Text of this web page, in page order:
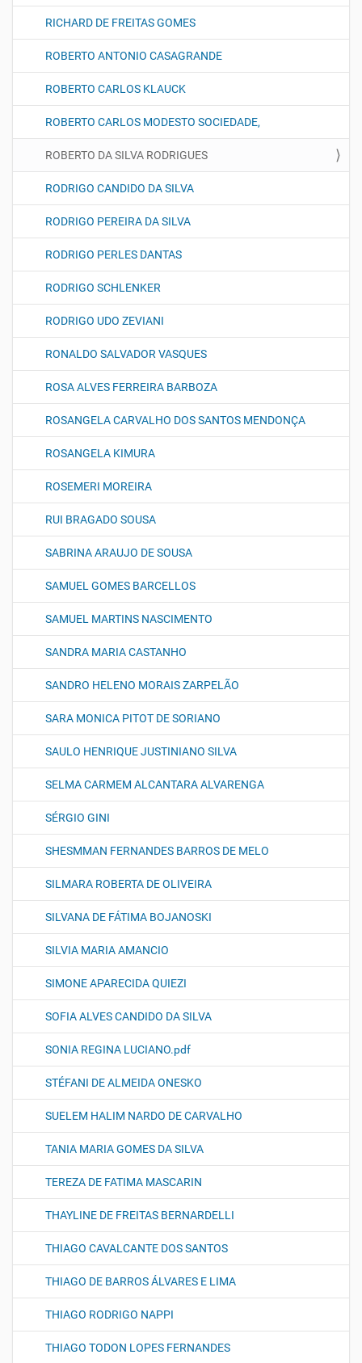
RICHARD DE FREITAS GOMES
ROBERTO ANTONIO CASAGRANDE
ROBERTO CARLOS KLAUCK
ROBERTO CARLOS MODESTO SOCIEDADE,
ROBERTO DA SILVA RODRIGUES
RODRIGO CANDIDO DA SILVA
RODRIGO PEREIRA DA SILVA
RODRIGO PERLES DANTAS
RODRIGO SCHLENKER
RODRIGO UDO ZEVIANI
RONALDO SALVADOR VASQUES
ROSA ALVES FERREIRA BARBOZA
ROSANGELA CARVALHO DOS SANTOS MENDONÇA
ROSANGELA KIMURA
ROSEMERI MOREIRA
RUI BRAGADO SOUSA
SABRINA ARAUJO DE SOUSA
SAMUEL GOMES BARCELLOS
SAMUEL MARTINS NASCIMENTO
SANDRA MARIA CASTANHO
SANDRO HELENO MORAIS ZARPELÃO
SARA MONICA PITOT DE SORIANO
SAULO HENRIQUE JUSTINIANO SILVA
SELMA CARMEM ALCANTARA ALVARENGA
SÉRGIO GINI
SHESMMAN FERNANDES BARROS DE MELO
SILMARA ROBERTA DE OLIVEIRA
SILVANA DE FÁTIMA BOJANOSKI
SILVIA MARIA AMANCIO
SIMONE APARECIDA QUIEZI
SOFIA ALVES CANDIDO DA SILVA
SONIA REGINA LUCIANO.pdf
STÉFANI DE ALMEIDA ONESKO
SUELEM HALIM NARDO DE CARVALHO
TANIA MARIA GOMES DA SILVA
TEREZA DE FATIMA MASCARIN
THAYLINE DE FREITAS BERNARDELLI
THIAGO CAVALCANTE DOS SANTOS
THIAGO DE BARROS ÁLVARES E LIMA
THIAGO RODRIGO NAPPI
THIAGO TODON LOPES FERNANDES